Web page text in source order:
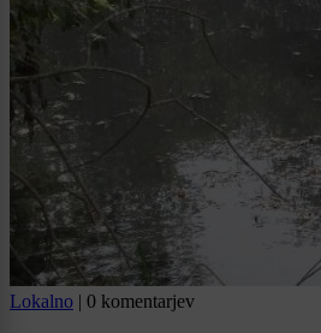
Lokalno | 0 komentarjev